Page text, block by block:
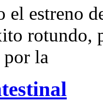
el estreno
la